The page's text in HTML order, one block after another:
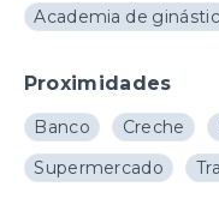
Academia de
Proximidades
Banco Creche
Supermercado